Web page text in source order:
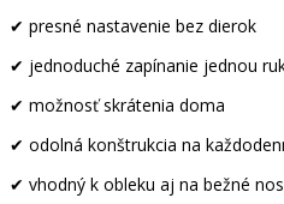
✔ presné nastavenie bez dierok
✔ jednoduché zapínanie jednou
✔ možnosť skrátenia doma
✔ odolná konštrukcia na
✔ vhodný k obleku aj na bežné